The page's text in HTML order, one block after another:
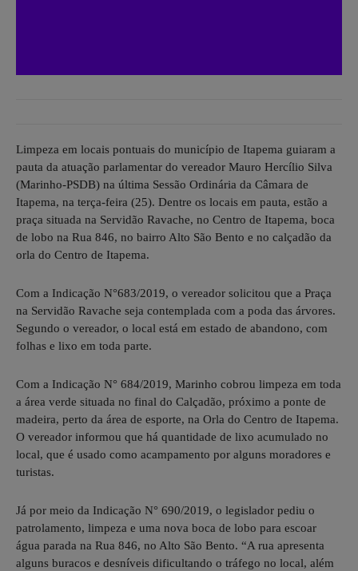
Limpeza em locais pontuais do município de Itapema guiaram a
pauta da atuação parlamentar do vereador Mauro Hercílio Silva
(Marinho-PSDB) na última Sessão Ordinária da Câmara de
Itapema, na terça-feira (25). Dentre os locais em pauta, estão a
praça situada na Servidão Ravache, no Centro de Itapema, boca
de lobo na Rua 846, no bairro Alto São Bento e no calçadão da
orla do Centro de Itapema.
Com a Indicação N°683/2019, o vereador solicitou que a Praça
na Servidão Ravache seja contemplada com a poda das árvores.
Segundo o vereador, o local está em estado de abandono, com
folhas e lixo em toda parte.
Com a Indicação N° 684/2019, Marinho cobrou limpeza em toda
a área verde situada no final do Calçadão, próximo a ponte de
madeira, perto da área de esporte, na Orla do Centro de Itapema.
O vereador informou que há quantidade de lixo acumulado no
local, que é usado como acampamento por alguns moradores e
turistas.
Já por meio da Indicação N° 690/2019, o legislador pediu o
patrolamento, limpeza e uma nova boca de lobo para escoar
água parada na Rua 846, no Alto São Bento. “A rua apresenta
alguns buracos e desníveis dificultando o tráfego no local, além